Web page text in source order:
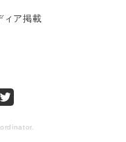
ィア掲載